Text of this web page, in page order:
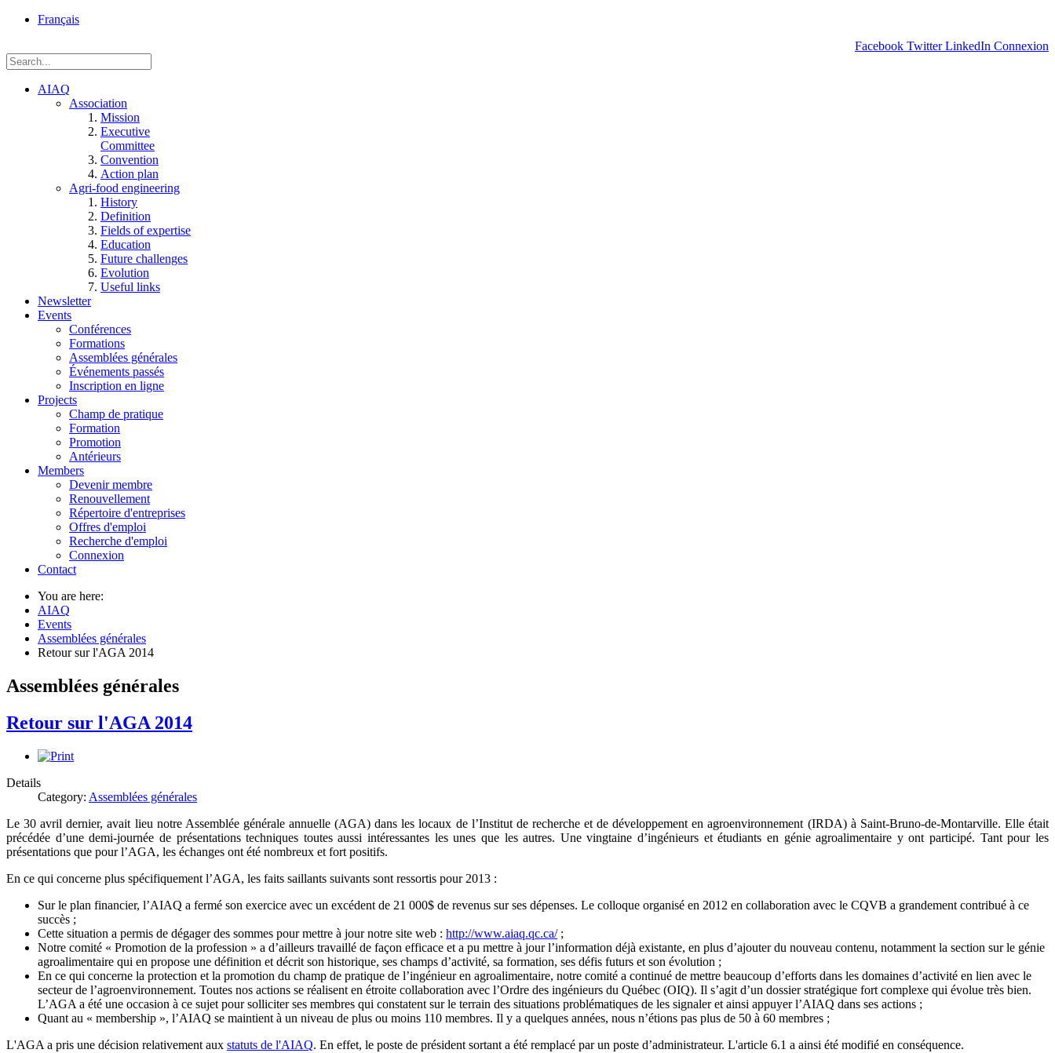
Français
Facebook Twitter LinkedIn Connexion
AIAQ
Association
Mission
Executive
Committee
Convention
Action plan
Agri-food engineering
History
Definition
Fields of expertise
Education
Future challenges
Evolution
Useful links
Newsletter
Events
Conférences
Formations
Assemblées générales
Événements passés
Inscription en ligne
Projects
Champ de pratique
Formation
Promotion
Antérieurs
Members
Devenir membre
Renouvellement
Répertoire d'entreprises
Offres d'emploi
Recherche d'emploi
Connexion
Contact
You are here:
AIAQ
Events
Assemblées générales
Retour sur l'AGA 2014
Assemblées générales
Retour sur l'AGA 2014
Details
Category: Assemblées générales
Le 30 avril dernier, avait lieu notre Assemblée générale annuelle (AGA) dans les locaux de l’Institut de recherche et de développement en agroenvironnement (IRDA) à Saint-Bruno-de-Montarville. Elle était
précédée d’une demi-journée de présentations techniques toutes aussi intéressantes les unes que les autres. Une vingtaine d’ingénieurs et étudiants en génie agroalimentaire y ont participé. Tant pour les
présentations que pour l’AGA, les échanges ont été nombreux et fort positifs.
En ce qui concerne plus spécifiquement l’AGA, les faits saillants suivants sont ressortis pour 2013 :
Sur le plan financier, l’AIAQ a fermé son exercice avec un excédent de 21 000$ de revenus sur ses dépenses. Le colloque organisé en 2012 en collaboration avec le CQVB a grandement contribué à ce
succès ;
Cette situation a permis de dégager des sommes pour mettre à jour notre site web : http://www.aiaq.qc.ca/;
Notre comité « Promotion de la profession » a d’ailleurs travaillé de façon efficace et a pu mettre à jour l’information déjà existante, en plus d’ajouter du nouveau contenu, notamment la section sur le génie
agroalimentaire qui en propose une définition et décrit son historique, ses champs d’activité, sa formation, ses défis futurs et son évolution ;
En ce qui concerne la protection et la promotion du champ de pratique de l’ingénieur en agroalimentaire, notre comité a continué de mettre beaucoup d’efforts dans les domaines d’activité en lien avec le
secteur de l’agroenvironnement. Toutes nos actions se réalisent en étroite collaboration avec l’Ordre des ingénieurs du Québec (OIQ). Il s’agit d’un dossier stratégique fort complexe qui évolue très bien.
L’AGA a été une occasion à ce sujet pour solliciter ses membres qui constatent sur le terrain des situations problématiques de les signaler et ainsi appuyer l’AIAQ dans ses actions ;
Quant au « membership », l’AIAQ se maintient à un niveau de plus ou moins 110 membres. Il y a quelques années, nous n’étions pas plus de 50 à 60 membres ;
L'AGA a pris une décision relativement aux statuts de l'AIAQ. En effet, le poste de président sortant a été remplacé par un poste d’administrateur. L'article 6.1 a ainsi été modifié en conséquence.
Einstein, Québec
G1P